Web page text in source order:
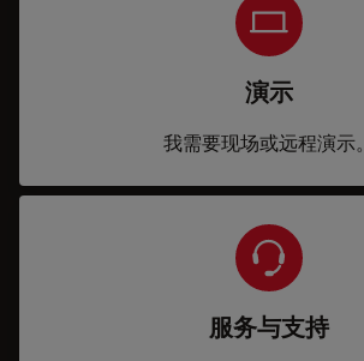
演示
我需要现场或远程演示。
服务与支持